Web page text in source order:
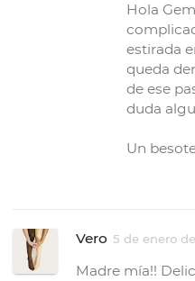
Hola
estirada
queda
de ese
duda
Un
Vero 5 de enero
Madre mía!!